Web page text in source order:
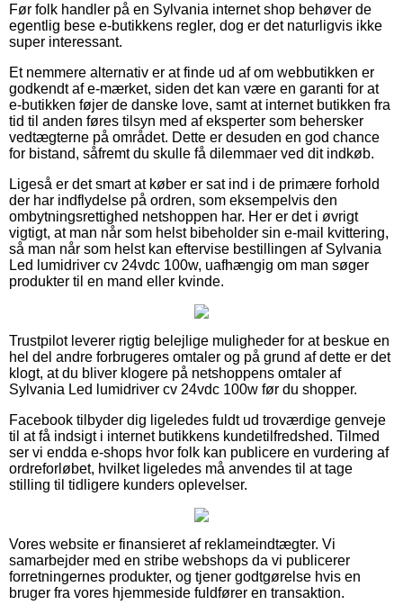
Før folk handler på en Sylvania internet shop behøver de
egentlig bese e-butikkens regler, dog er det naturligvis ikke
super interessant.
Et nemmere alternativ er at finde ud af om webbutikken er
godkendt af e-mærket, siden det kan være en garanti for at
e-butikken føjer de danske love, samt at internet butikken fra
tid til anden føres tilsyn med af eksperter som behersker
vedtægterne på området. Dette er desuden en god chance
for bistand, såfremt du skulle få dilemmaer ved dit indkøb.
Ligeså er det smart at køber er sat ind i de primære forhold
der har indflydelse på ordren, som eksempelvis den
ombytningsrettighed netshoppen har. Her er det i øvrigt
vigtigt, at man når som helst bibeholder sin e-mail kvittering,
så man når som helst kan eftervise bestillingen af Sylvania
Led lumidriver cv 24vdc 100w, uafhængig om man søger
produkter til en mand eller kvinde.
Trustpilot leverer rigtig belejlige muligheder for at beskue en
hel del andre forbrugeres omtaler og på grund af dette er det
klogt, at du bliver klogere på netshoppens omtaler af
Sylvania Led lumidriver cv 24vdc 100w før du shopper.
Facebook tilbyder dig ligeledes fuldt ud troværdige genveje
til at få indsigt i internet butikkens kundetilfredshed. Tilmed
ser vi endda e-shops hvor folk kan publicere en vurdering af
ordreforløbet, hvilket ligeledes må anvendes til at tage
stilling til tidligere kunders oplevelser.
Vores website er finansieret af reklameindtægter. Vi
samarbejder med en stribe webshops da vi publicerer
forretningernes produkter, og tjener godtgørelse hvis en
bruger fra vores hjemmeside fuldfører en transaktion.